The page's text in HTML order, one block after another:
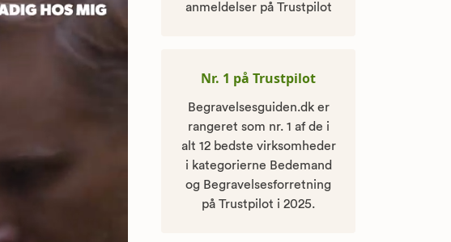
anmeldelser på Trustpilot
Nr. 1 på Trustpilot
Begravelsesguiden.dk er
rangeret som nr. 1 af de i
alt 12 bedste virksomheder
i kategorierne Bedemand
og Begravelsesforretning
på Trustpilot i 2025.